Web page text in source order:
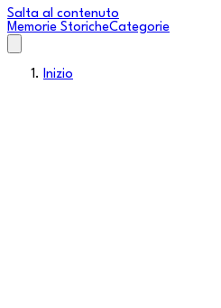
Salta al contenuto
Memorie StoricheCategorie
Inizio